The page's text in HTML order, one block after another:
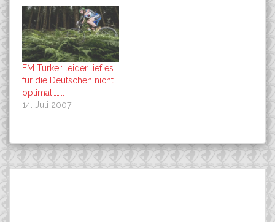
EM Türkei: leider lief es
für die Deutschen nicht
optimal……..
14. Juli 2007